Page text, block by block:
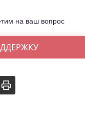
на ваш вопрос